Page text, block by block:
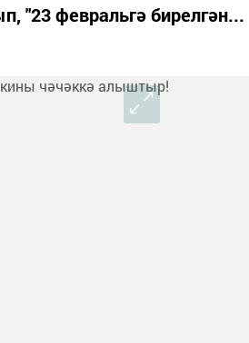
февральгә бирелгән...